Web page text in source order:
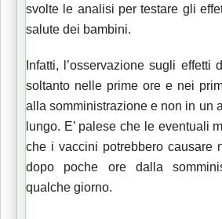
svolte le analisi per testare gli
salute dei bambini.
Infatti, l’osservazione sugli effetti
soltanto nelle prime ore e nei
alla somministrazione e non in un
lungo. E’ palese che le eventuali
che i vaccini potrebbero causare
dopo poche ore dalla
qualche giorno.